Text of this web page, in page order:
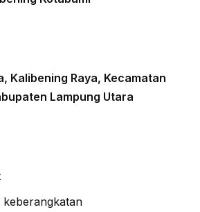
Kalibening Raya, Kecamatan
Lampung Utara